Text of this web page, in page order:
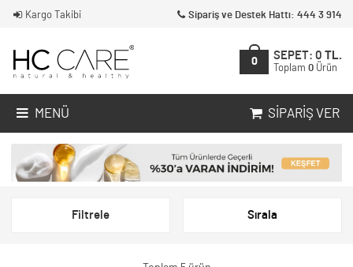
Kargo Takibi Sipariş ve Destek Hattı: 444 3 914
0
SEPET: 0 TL.
Toplam 0 Ürün
MENÜ SIPARIŞ VER
Filtrele Sırala